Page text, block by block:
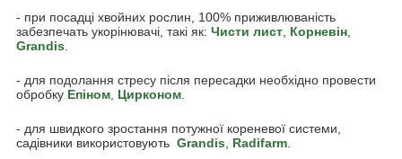
- при посадці хвойних рослин, 100% приживлюваність
забезпечать укорінювачі, такі як: Чисти лист Корневін
Grandis
- для подолання стресу після пересадки необхідно провести
обробку Епіном Цирконом
- для швидкого зростання потужної кореневої системи,
садівники використовують Grandis Radifarm